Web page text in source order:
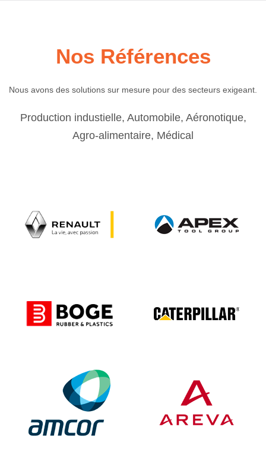
Nos Références
Nous avons des solutions sur mesure pour des secteurs exigeant.
Production industielle, Automobile, Aéronotique,
Agro-alimentaire, Médical